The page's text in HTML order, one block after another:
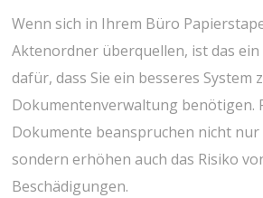
Wenn sich in Ihrem Büro
Aktenordner überquellen, ist das ein
dafür, dass Sie ein besseres System
Dokumentenverwaltung benötigen.
Dokumente beanspruchen nicht
sondern erhöhen auch das Risiko
Beschädigungen.